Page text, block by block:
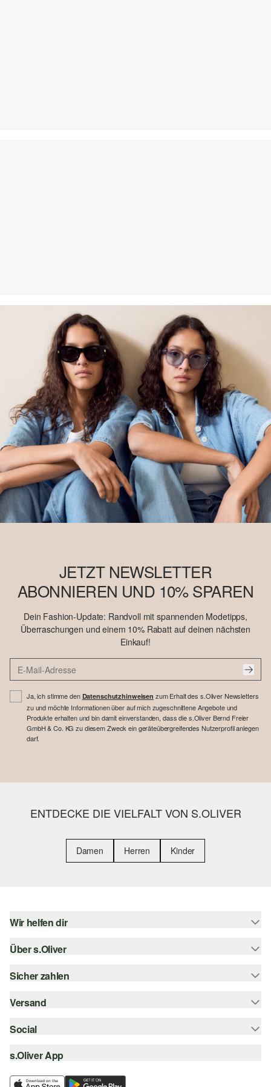
JETZT NEWSLETTER
ABONNIEREN UND 10% SPAREN
Dein Fashion-Update: Randvoll mit spannenden Modetipps,
Überraschungen und einem 10% Rabatt auf deinen nächsten
Einkauf!
Ja, ich stimme den Datenschutzhinweisen zum Erhalt des s.Oliver Newsletters
zu und möchte Informationen über auf mich zugeschnittene Angebote und
Produkte erhalten und bin damit einverstanden, dass die s.Oliver Bernd Freier
GmbH & Co. KG zu diesem Zweck ein geräteübergreifendes Nutzerprofil anlegen
darf.
ENTDECKE DIE VIELFALT VON S.OLIVER
Damen Herren Kinder
Wir helfen dir
Hilfe & FAQ
Größenberatung
Top-Kategorien
Bestellung widerrufen
Über s.Oliver
s.Oliver Magazin
Whatsapp
s.Oliver Group
Career
Sicher zahlen
Rechnung
Kreditkarte
Versand
Sendungsverfolgung
DHL
Social
instagram
facebook
s.Oliver App